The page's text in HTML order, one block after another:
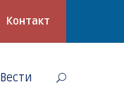
Контакт
Вести